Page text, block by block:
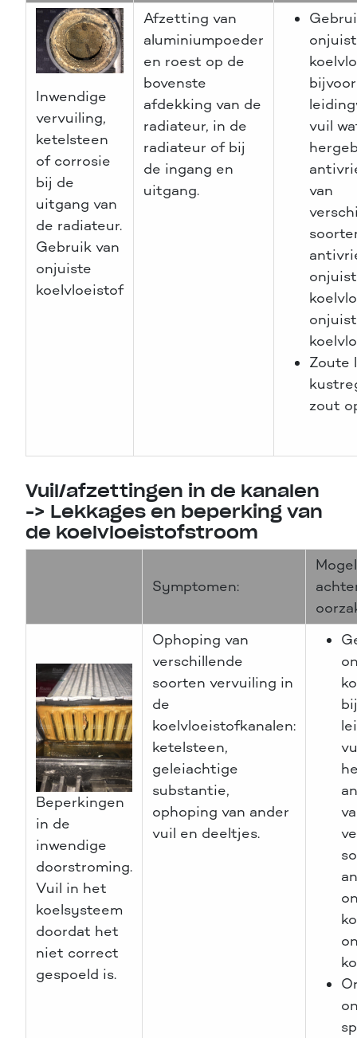
Inwendige
vervuiling,
ketelsteen
of corrosie
bij de
uitgang van
de radiateur.
Gebruik van
onjuiste
koelvloeistof
Afzetting van
aluminiumpoeder
en roest op de
bovenste
afdekking van de
radiateur, in de
radiateur of bij
de ingang en
uitgang.
vuil
van
Zoute
zout
Vuil/afzettingen in de kanalen
-> Lekkages en beperking van
de koelvloeistofstroom
Symptomen:
Beperkingen
in de
inwendige
doorstroming.
Vuil in het
koelsysteem
doordat het
niet correct
gespoeld is.
Ophoping van
verschillende
soorten vervuiling in
de
koelvloeistofkanalen:
ketelsteen,
geleiachtige
substantie,
ophoping van ander
vuil en deeltjes.